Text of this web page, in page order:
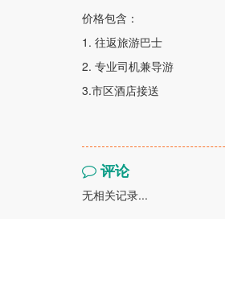
价格包含：
1. 往返旅游巴士
2. 专业司机兼导游
3.市区酒店接送
评论
无相关记录...